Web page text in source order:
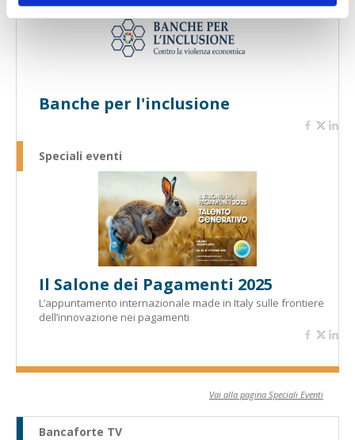
Banche per l'inclusione
Speciali eventi
Il Salone dei Pagamenti 2025
L’appuntamento internazionale made in Italy sulle frontiere
dell’innovazione nei pagamenti
Vai alla pagina Speciali Eventi
Bancaforte TV